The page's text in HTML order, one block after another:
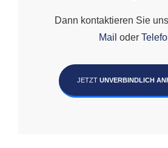
Dann kontaktieren Sie
Mail oder
JETZT UNVERBINDLICH